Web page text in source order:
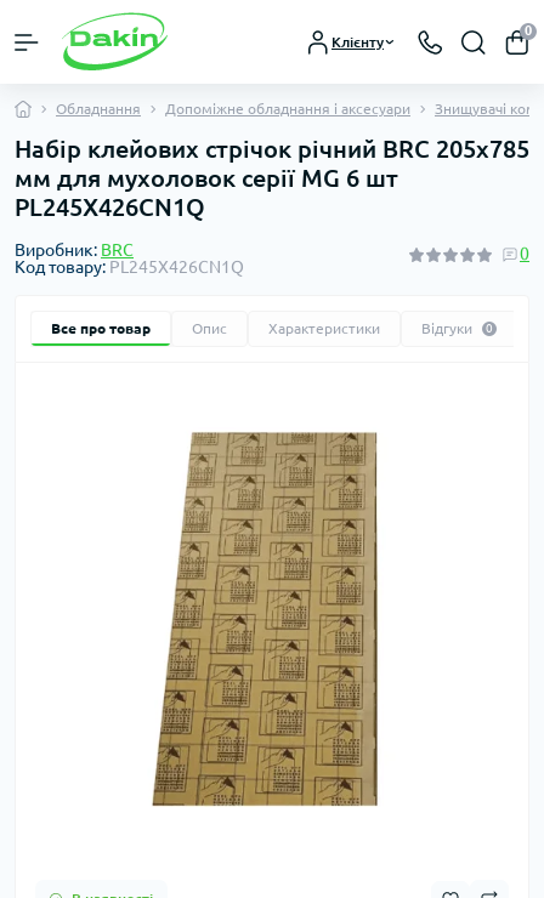
Клієнту
0
Обладнання Допоміжне обладнання і аксесуари Знищувачі
Набір клейових стрічок річний BRC 205х785
мм для мухоловок серії MG 6 шт
PL245X426CN1Q
Виробник: BRC
Код товару: PL245X426CN1Q
0
Все про товар Опис Характеристики Відгуки 0